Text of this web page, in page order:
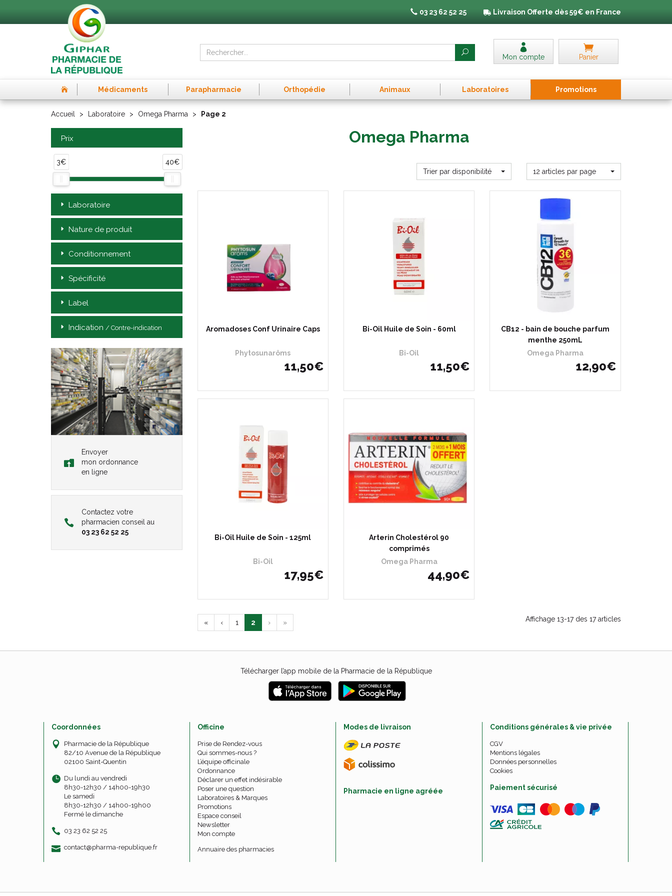
03 23 62 52 25 Livraison Offerte dès 59€ en France
Mon compte Panier
Médicaments Parapharmacie Orthopédie Animaux Laboratoires Promotions
Accueil Laboratoire Omega Pharma Page 2
Prix
3€ 40€
Laboratoire
Nature de produit
Conditionnement
Spécificité
Label
Indication / Contre-indication
Envoyer
mon ordonnance
en ligne
Contactez votre
pharmacien conseil au
03 23 62 52 25
Omega Pharma
Trier par disponibilité 12 articles par page
Aromadoses Conf Urinaire Caps
Phytosunarôms
11,50€
Bi-Oil Huile de Soin - 60ml
Bi-Oil
11,50€
CB12 - bain de bouche parfum
menthe 250mL
Omega Pharma
12,90€
Bi-Oil Huile de Soin - 125ml
Bi-Oil
17,95€
Arterin Cholestérol 90
comprimés
Omega Pharma
44,90€
« ‹ 1 2 › » Affichage 13-17 des 17 articles
Télécharger l’app mobile de la Pharmacie de la République
Coordonnées
Pharmacie de la République
82/10 Avenue de la République
02100 Saint-Quentin
Du lundi au vendredi
8h30-12h30 / 14h00-19h30
Le samedi
8h30-12h30 / 14h00-19h00
Fermé le dimanche
03 23 62 52 25
contact-
@-
pharma-republique.fr
Officine
Prise de Rendez-vous
Qui sommes-nous ?
L’équipe officinale
Ordonnance
Déclarer un effet indésirable
Poser une question
Laboratoires & Marques
Promotions
Espace conseil
Newsletter
Mon compte
Annuaire des pharmacies
Modes de livraison
Pharmacie en ligne agréée
Conditions générales & vie privée
CGV
Mentions légales
Données personnelles
Cookies
Paiement sécurisé